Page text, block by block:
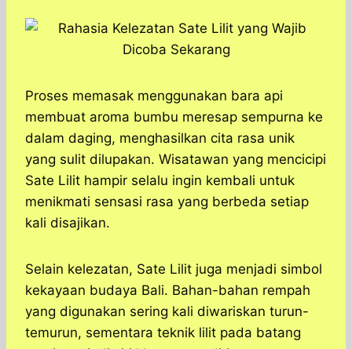
k
e
m
Proses memasak menggunakan bara api
membuat aroma bumbu meresap sempurna ke
dalam daging, menghasilkan cita rasa unik
yang sulit dilupakan. Wisatawan yang mencicipi
Sate Lilit hampir selalu ingin kembali untuk
menikmati sensasi rasa yang berbeda setiap
kali disajikan.
Selain kelezatan, Sate Lilit juga menjadi simbol
kekayaan budaya Bali. Bahan-bahan rempah
yang digunakan sering kali diwariskan turun-
temurun, sementara teknik lilit pada batang